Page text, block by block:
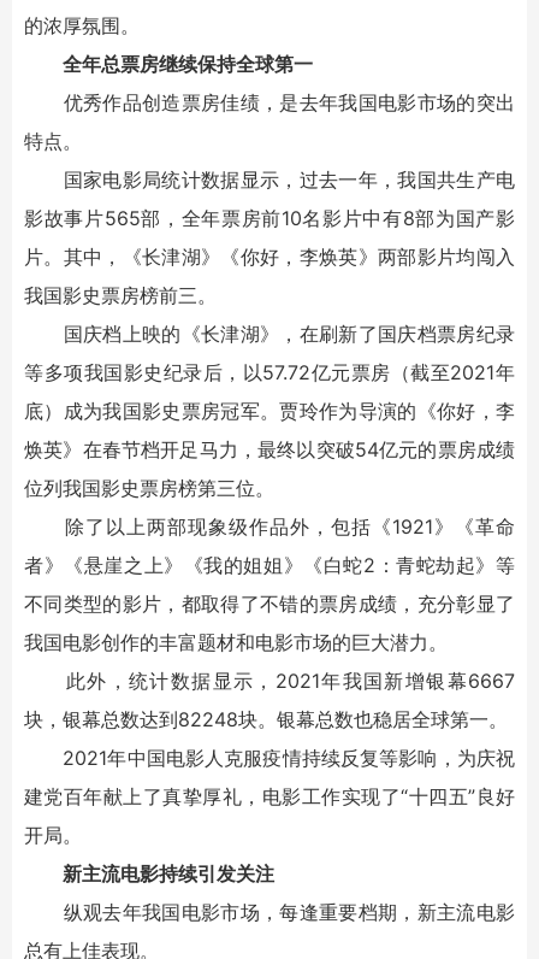
的浓厚氛围。
全年总票房继续保持全球第一
优秀作品创造票房佳绩，是去年我国电影市场的突出
特点。
国家电影局统计数据显示，过去一年，我国共生产电
影故事片565部，全年票房前10名影片中有8部为国产影
片。其中，《长津湖》《你好，李焕英》两部影片均闯入
我国影史票房榜前三。
国庆档上映的《长津湖》，在刷新了国庆档票房纪录
等多项我国影史纪录后，以57.72亿元票房（截至2021年
底）成为我国影史票房冠军。贾玲作为导演的《你好，李
焕英》在春节档开足马力，最终以突破54亿元的票房成绩
位列我国影史票房榜第三位。
除了以上两部现象级作品外，包括《1921》《革命
者》《悬崖之上》《我的姐姐》《白蛇2：青蛇劫起》等
不同类型的影片，都取得了不错的票房成绩，充分彰显了
我国电影创作的丰富题材和电影市场的巨大潜力。
此外，统计数据显示，2021年我国新增银幕6667
块，银幕总数达到82248块。银幕总数也稳居全球第一。
2021年中国电影人克服疫情持续反复等影响，为庆祝
建党百年献上了真挚厚礼，电影工作实现了“十四五”良好
开局。
新主流电影持续引发关注
纵观去年我国电影市场，每逢重要档期，新主流电影
总有上佳表现。